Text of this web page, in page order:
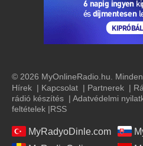
© 2026 MyOnlineRadio.hu.
Hírek | Kapcsolat | Partnerek |
rádió készítés | Adatvédelmi
feltételek |RSS
MyRadyoDinle.com